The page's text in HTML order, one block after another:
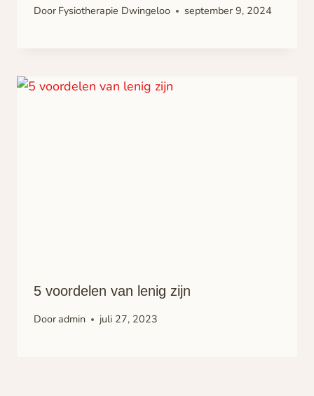
Door Fysiotherapie Dwingeloo september 9, 2024
5 voordelen van lenig zijn
Dooradmin juli 27, 2023